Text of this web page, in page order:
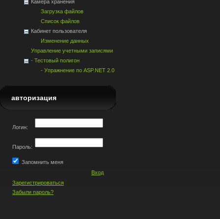
Камера хранения
Загрузка файлов
Список файлов
Кабинет пользователя
Изменение данных
Управление учетными записями
- Тестовый полигон
- Упражнение по ASP.NET 2.0
авторизация
Логин:
Пароль:
Запомнить меня
Вход
Зарегистрироваться
Забыли пароль?